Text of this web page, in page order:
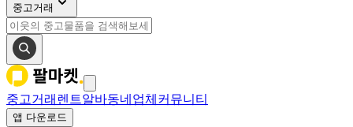
중고거래
중고거래 렌트알바동네업체 커뮤니티
앱 다운로드